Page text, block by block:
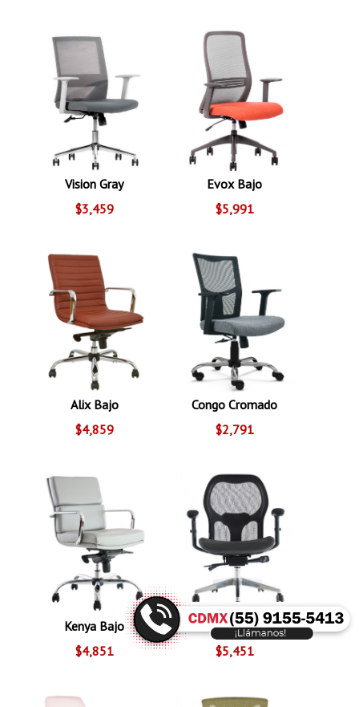
Vision Gray
$3,459
Evox Bajo
$5,991
Alix Bajo
$4,859
Congo Cromado
$2,791
Kenya Bajo
$4,851
Grazia Bajo
$5,451